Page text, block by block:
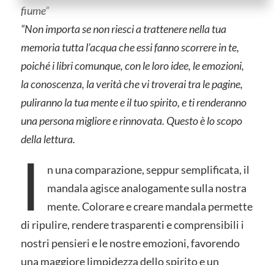
fiume”
“Non importa se non riesci a trattenere nella tua
memoria tutta l’acqua che essi fanno scorrere in te,
poiché i libri comunque, con le loro idee, le emozioni,
la conoscenza, la verità che vi troverai tra le pagine,
puliranno la tua mente e il tuo spirito, e ti renderanno
una persona migliore e rinnovata. Questo è lo scopo
della lettura.
I
n una comparazione, seppur semplificata, il
mandala agisce analogamente sulla nostra
mente. Colorare e creare mandala permette
di ripulire, rendere trasparenti e comprensibili i
nostri pensieri e le nostre emozioni, favorendo
una maggiore limpidezza dello spirito e un